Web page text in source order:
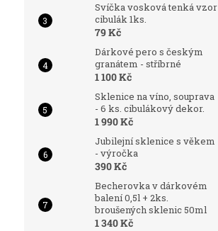
Svíčka vosková tenká vzor
cibulák 1ks.
79 Kč
Dárkové pero s českým
granátem - stříbrné
1 100 Kč
Sklenice na víno, souprava
- 6 ks. cibulákový dekor.
1 990 Kč
Jubilejní sklenice s věkem
- výročka
390 Kč
Becherovka v dárkovém
balení 0,5l + 2ks.
broušených sklenic 50ml
1 340 Kč